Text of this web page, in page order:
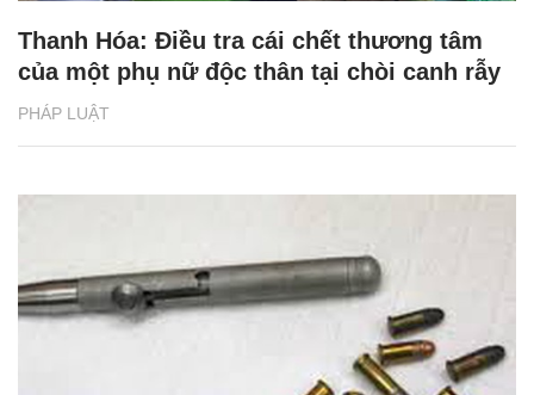
PHÁP LUẬT
Thanh Hóa: Điều tra cái chết thương tâm
của một phụ nữ độc thân tại chòi canh rẫy